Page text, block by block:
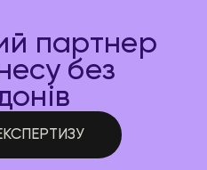
партнер
без